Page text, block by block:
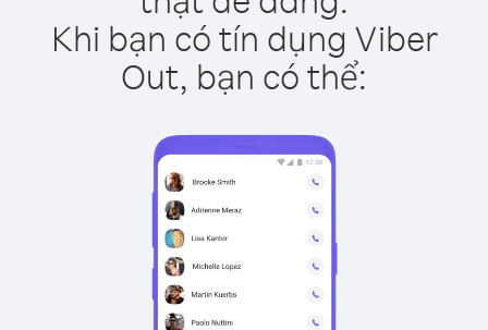
Khi bạn có tín dụng Viber
Out, bạn có thể: